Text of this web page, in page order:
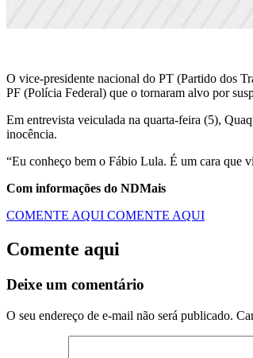
O vice-presidente nacional do PT (Partido dos
PF (Polícia Federal) que o tornaram alvo por
Em entrevista veiculada na quarta-feira (5),
inocência.
“Eu conheço bem o Fábio Lula. É um cara que
Com informações do NDMais
COMENTE AQUI COMENTE AQUI
Comente aqui
Deixe um comentário
O seu endereço de e-mail não será publicado.